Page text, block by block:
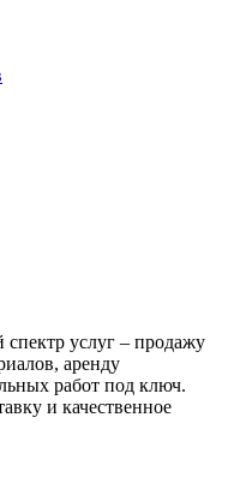
услуг – продажу
аренду
работ под ключ.
и качественное